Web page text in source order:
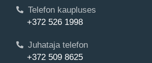
Telefon kaupluses
+372 526 1998
Juhataja telefon
+372 509 8625